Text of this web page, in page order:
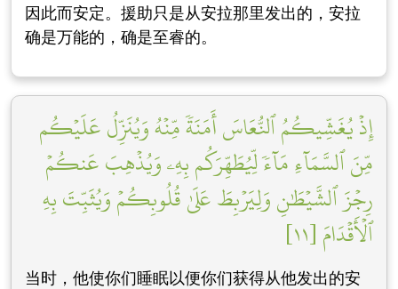
因此而安定。援助只是从安拉那里发出的，安拉
确是万能的，确是至睿的。
إِذۡ يُغَشِّيكُمُ ٱلنُّعَاسَ أَمَنَةٗ مِّنۡهُ وَيُنَزِّلُ عَلَيۡكُم
مِّنَ ٱلسَّمَآءِ مَآءٗ لِّيُطَهِّرَكُم بِهِۦ وَيُذۡهِبَ عَنكُمۡ
رِجۡزَ ٱلشَّيۡطَٰنِ وَلِيَرۡبِطَ عَلَىٰ قُلُوبِكُمۡ وَيُثَبِّتَ بِهِ
ٱلۡأَقۡدَامَ [١١]
当时，他使你们睡眠以便你们获得从他发出的安